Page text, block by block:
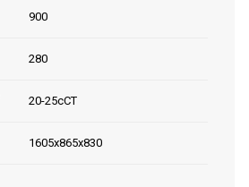
900
280
20-25сСТ
1605х865х830